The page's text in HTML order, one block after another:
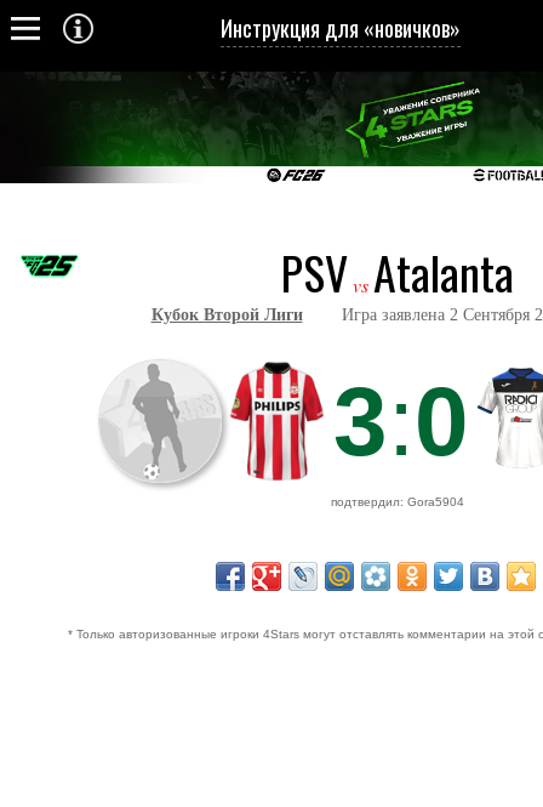
Инструкция для «новичков»
PSVvs Atalanta
Кубок Второй ЛигиИгра заявлена 2 Сентября
3:0
подтвердил: Gora5904
* Только авторизованные игроки 4Stars могут отставлять комментарии на этой